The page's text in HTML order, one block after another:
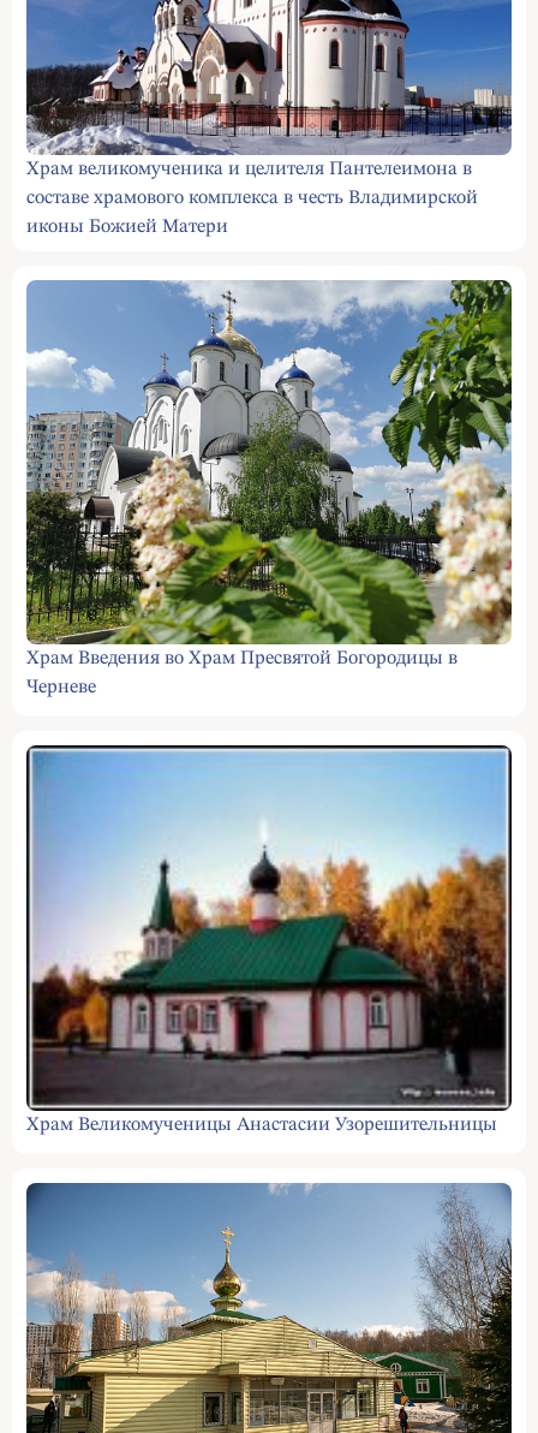
Храм великомученика и целителя Пантелеимона в
составе храмового комплекса в честь Владимирской
иконы Божией Матери
Храм Введения во Храм Пресвятой Богородицы в
Черневе
Храм Великомученицы Анастасии Узорешительницы